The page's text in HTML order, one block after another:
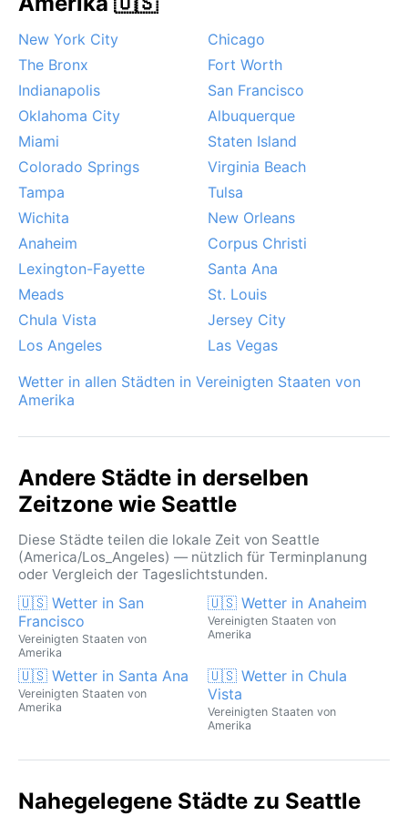
sich oft eine dichte Wolkendecke, die erst
nachmittags aufreißt. Schnee fällt selten, vielleicht
ein- bis zweimal im Winter – dann kommt die Stadt
kurz zum Stillstand. Herbstnebel zieht häufig durch
die Täler, und der Wind bleibt meist mild.
Monstrouser Monsun oder Stürme sucht man hier
vergebens; dafür belohnen klare Wintertage mit
atemberaubenden Panoramen auf die verschneiten
Gipfel.
New York City
Chicago
The Bronx
Fort Worth
Indianapolis
San Francisco
Oklahoma City
Albuquerque
Miami
Staten Island
Colorado Springs
Virginia Beach
Tampa
Tulsa
Wichita
New Orleans
Anaheim
Corpus Christi
Lexington-Fayette
Santa Ana
Meads
St. Louis
Chula Vista
Jersey City
Los Angeles
Las Vegas
Wetter in allen Städten in Vereinigten Staaten von
Amerika
Andere Städte in derselben
Zeitzone wie Seattle
Diese Städte teilen die lokale Zeit von Seattle
(America/Los_Angeles) — nützlich für Terminplanung
oder Vergleich der Tageslichtstunden.
🇺🇸 Wetter in San
Francisco
Vereinigten Staaten von
Amerika
🇺🇸 Wetter in Anaheim
Vereinigten Staaten von
Amerika
🇺🇸 Wetter in Santa Ana
Vereinigten Staaten von
Amerika
🇺🇸 Wetter in Chula
Vista
Vereinigten Staaten von
Amerika
Nahegelegene Städte zu Seattle